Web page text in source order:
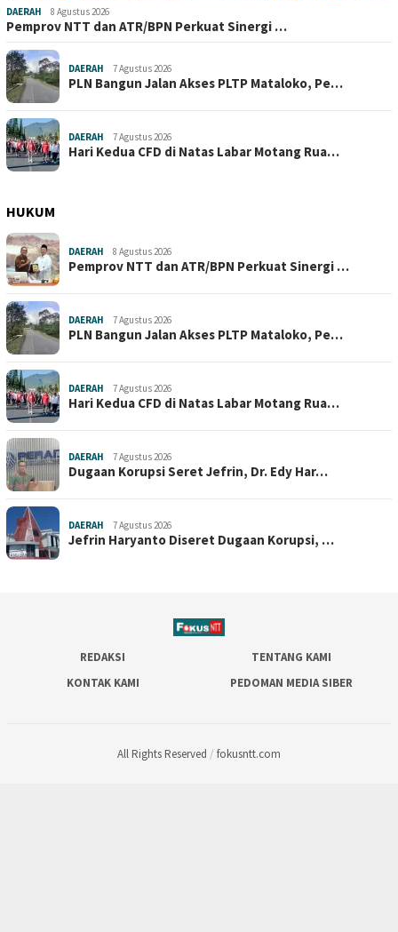
DAERAH 8 Agustus 2026
Pemprov NTT dan ATR/BPN Perkuat Sinergi …
DAERAH 7 Agustus 2026
PLN Bangun Jalan Akses PLTP Mataloko, Pe…
DAERAH 7 Agustus 2026
Hari Kedua CFD di Natas Labar Motang Rua…
HUKUM
DAERAH 8 Agustus 2026
Pemprov NTT dan ATR/BPN Perkuat Sinergi …
DAERAH 7 Agustus 2026
PLN Bangun Jalan Akses PLTP Mataloko, Pe…
DAERAH 7 Agustus 2026
Hari Kedua CFD di Natas Labar Motang Rua…
DAERAH 7 Agustus 2026
Dugaan Korupsi Seret Jefrin, Dr. Edy Har…
DAERAH 7 Agustus 2026
Jefrin Haryanto Diseret Dugaan Korupsi, …
REDAKSI
TENTANG KAMI
KONTAK KAMI
PEDOMAN MEDIA SIBER
All Rights Reserved / fokusntt.com